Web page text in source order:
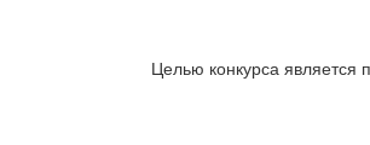
Целью конкурса является